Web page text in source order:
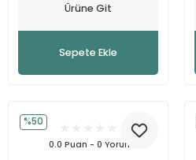
Ürüne Git
Sepete Ekle
%50
0.0 Puan - 0 Yorum